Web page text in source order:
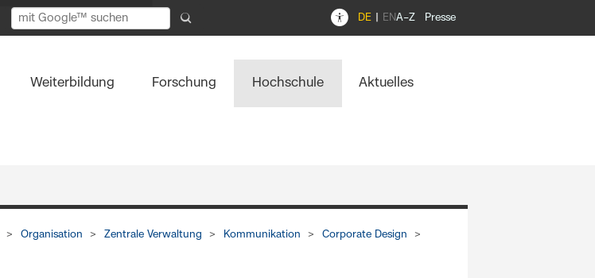
A–Z Presse
DE EN
Weiterbildung Forschung Hochschule Aktuelles
Organisation Zentrale Verwaltung Kommunikation
Corporate Design